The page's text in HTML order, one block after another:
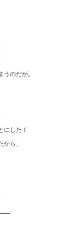
のだが。
にした！
ら、